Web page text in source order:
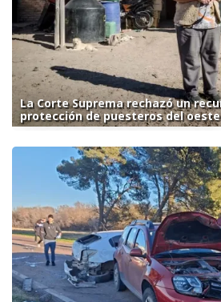
La Corte Suprema rechazó un
protección de puesteros del oeste